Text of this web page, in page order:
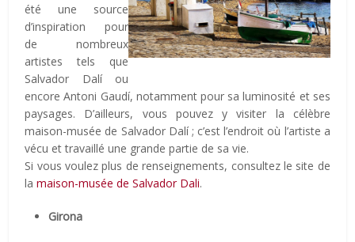
été une source
d’inspiration pour
de nombreux
artistes tels que
Salvador Dalí ou
encore Antoni Gaudí, notamment pour sa luminosité et ses
paysages. D’ailleurs, vous pouvez y visiter la célèbre
maison-musée de Salvador Dalí ; c’est l’endroit où l’artiste a
vécu et travaillé une grande partie de sa vie.
Si vous voulez plus de renseignements, consultez le site de
lamaison-musée de Salvador Dali.
Girona